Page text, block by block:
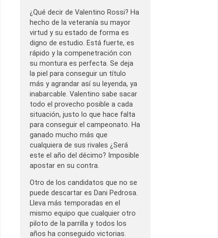
¿Qué decir de Valentino Rossi? Ha
hecho de la veteranía su mayor
virtud y su estado de forma es
digno de estudio. Está fuerte, es
rápido y la compenetración con
su montura es perfecta. Se deja
la piel para conseguir un título
más y agrandar así su leyenda, ya
inabarcable. Valentino sabe sacar
todo el provecho posible a cada
situación, justo lo que hace falta
para conseguir el campeonato. Ha
ganado mucho más que
cualquiera de sus rivales ¿Será
este el año del décimo? Imposible
apostar en su contra.
Otro de los candidatos que no se
puede descartar es Dani Pedrosa.
Lleva más temporadas en el
mismo equipo que cualquier otro
piloto de la parrilla y todos los
años ha conseguido victorias.